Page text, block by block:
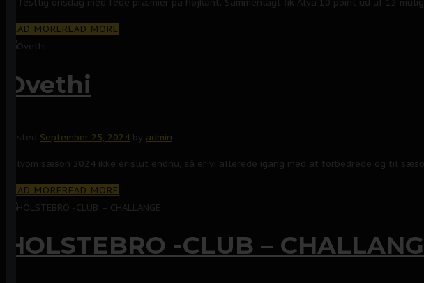
READ MOREREAD MORE
Ovethi
Posted September 25, 2024 by admin
Selvom sæson 2024 ikke er slut endnu, så er vi allerede igang med at forbedrede og til
READ MOREREAD MORE
HOLSTEBRO -CLUB –